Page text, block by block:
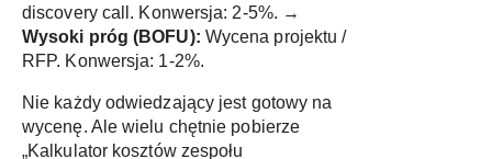
discovery call. Konwersja: 2-5%. →
Wysoki próg (BOFU): Wycena projektu /
RFP. Konwersja: 1-2%.
Nie każdy odwiedzający jest gotowy na
wycenę. Ale wielu chętnie pobierze
„Kalkulator kosztów zespołu